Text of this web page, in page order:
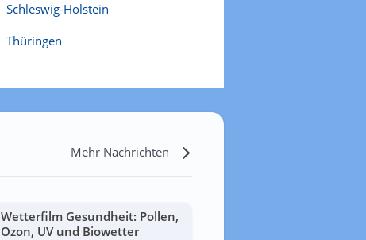
Schleswig-Holstein
Thüringen
Mehr Nachrichten
Wetterfilm Gesundheit: Pollen,
Ozon, UV und Biowetter